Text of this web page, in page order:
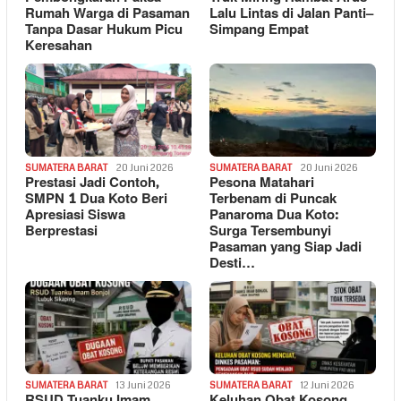
Rumah Warga di Pasaman
Tanpa Dasar Hukum Picu
Keresahan
Lalu Lintas di Jalan Panti–
Simpang Empat
SUMATERA BARAT 20 Juni 2026
Prestasi Jadi Contoh,
SMPN 1 Dua Koto Beri
Apresiasi Siswa
Berprestasi
SUMATERA BARAT 20 Juni 2026
Pesona Matahari
Terbenam di Puncak
Panaroma Dua Koto:
Surga Tersembunyi
Pasaman yang Siap Jadi
Desti…
SUMATERA BARAT 13 Juni 2026 SUMATERA BARAT 12 Juni 2026